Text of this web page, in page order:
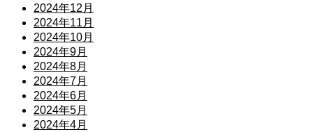
2024年12月
2024年11月
2024年10月
2024年9月
2024年8月
2024年7月
2024年6月
2024年5月
2024年4月